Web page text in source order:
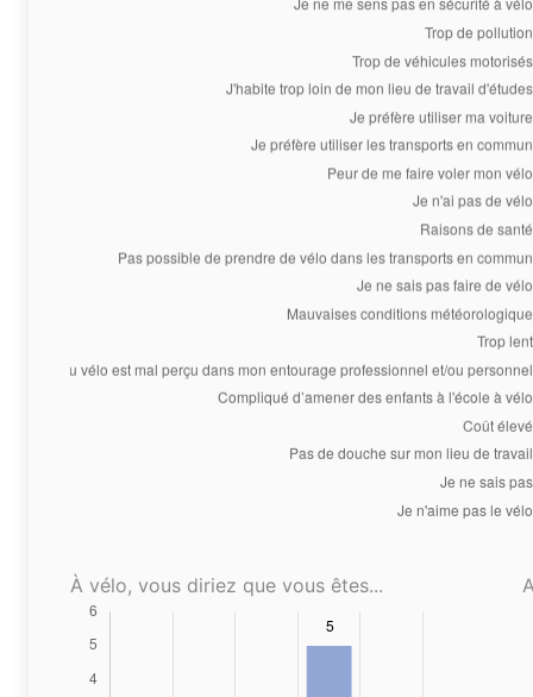
À vélo, vous diriez que vous êtes...